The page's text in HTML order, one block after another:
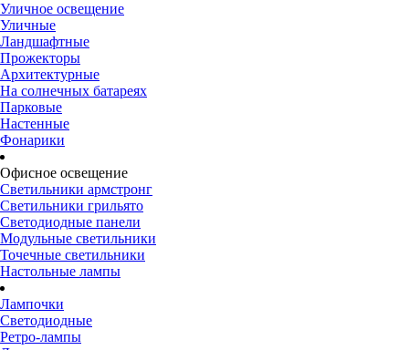
Уличное освещение
Уличные
Ландшафтные
Прожекторы
Архитектурные
На солнечных батареях
Парковые
Настенные
Фонарики
Офисное освещение
Светильники армстронг
Светильники грильято
Светодиодные панели
Модульные светильники
Точечные светильники
Настольные лампы
Лампочки
Светодиодные
Ретро-лампы